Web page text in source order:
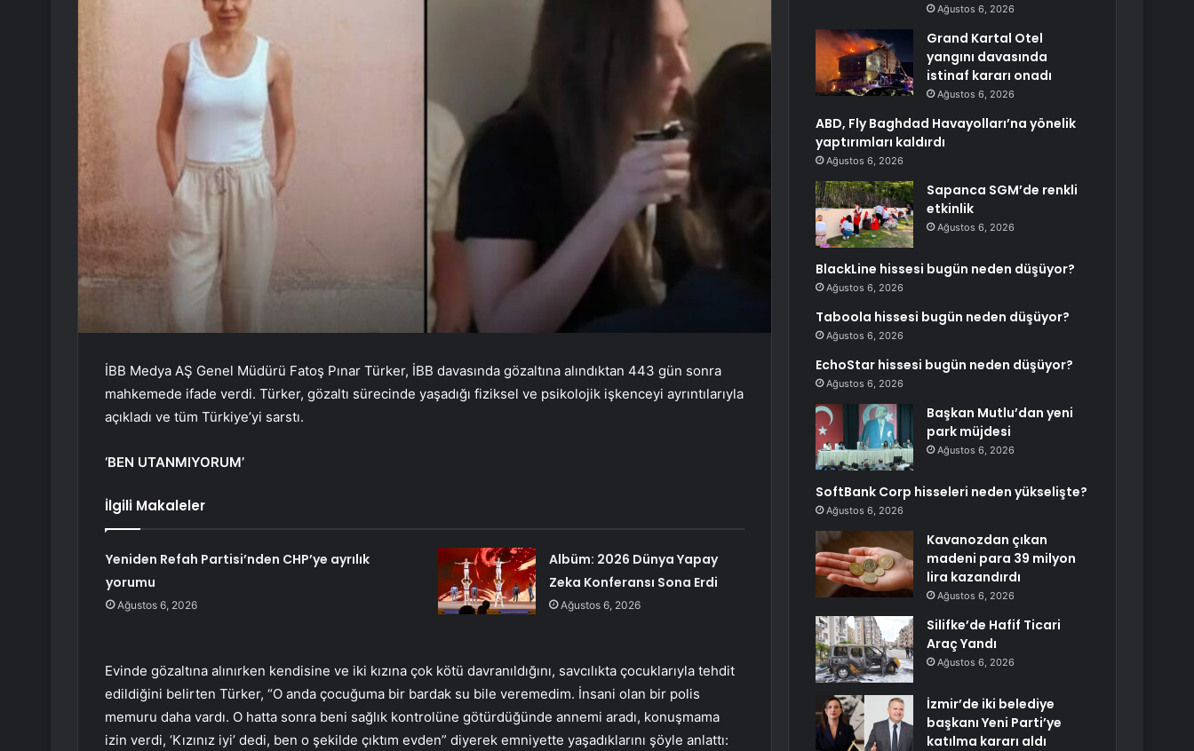
İBB Medya AŞ Genel Müdürü Fatoş Pınar Türker, İBB davasında gözaltına alındıktan 443 gün sonra
mahkemede ifade verdi. Türker, gözaltı sürecinde yaşadığı fiziksel ve psikolojik işkenceyi ayrıntılarıyla
açıkladı ve tüm Türkiye’yi sarstı.
‘BEN UTANMIYORUM’
İlgili Makaleler
Yeniden Refah Partisi’nden CHP’ye ayrılık
yorumu
Ağustos 6, 2026
Albüm: 2026 Dünya Yapay
Zeka Konferansı Sona Erdi
Ağustos 6, 2026
Evinde gözaltına alınırken kendisine ve iki kızına çok kötü davranıldığını, savcılıkta çocuklarıyla tehdit
edildiğini belirten Türker, “O anda çocuğuma bir bardak su bile veremedim. İnsani olan bir polis
memuru daha vardı. O hatta sonra beni sağlık kontrolüne götürdüğünde annemi aradı, konuşmama
izin verdi, ‘Kızınız iyi’ dedi, ben o şekilde çıktım evden” diyerek emniyette yaşadıklarını şöyle anlattı:
Ağustos 6, 2026
Grand Kartal Otel
yangını davasında
istinaf kararı onadı
Ağustos 6, 2026
ABD, Fly Baghdad Havayolları’na yönelik
yaptırımları kaldırdı
Ağustos 6, 2026
Sapanca SGM’de renkli
etkinlik
Ağustos 6, 2026
BlackLine hissesi bugün neden düşüyor?
Ağustos 6, 2026
Taboola hissesi bugün neden düşüyor?
Ağustos 6, 2026
EchoStar hissesi bugün neden düşüyor?
Ağustos 6, 2026
Başkan Mutlu’dan yeni
park müjdesi
Ağustos 6, 2026
SoftBank Corp hisseleri neden yükselişte?
Ağustos 6, 2026
Kavanozdan çıkan
madeni para 39 milyon
lira kazandırdı
Ağustos 6, 2026
Silifke’de Hafif Ticari
Araç Yandı
Ağustos 6, 2026
İzmir’de iki belediye
başkanı Yeni Parti’ye
katılma kararı aldı